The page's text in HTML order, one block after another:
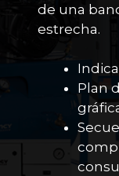
de una
estrecha.
Plan